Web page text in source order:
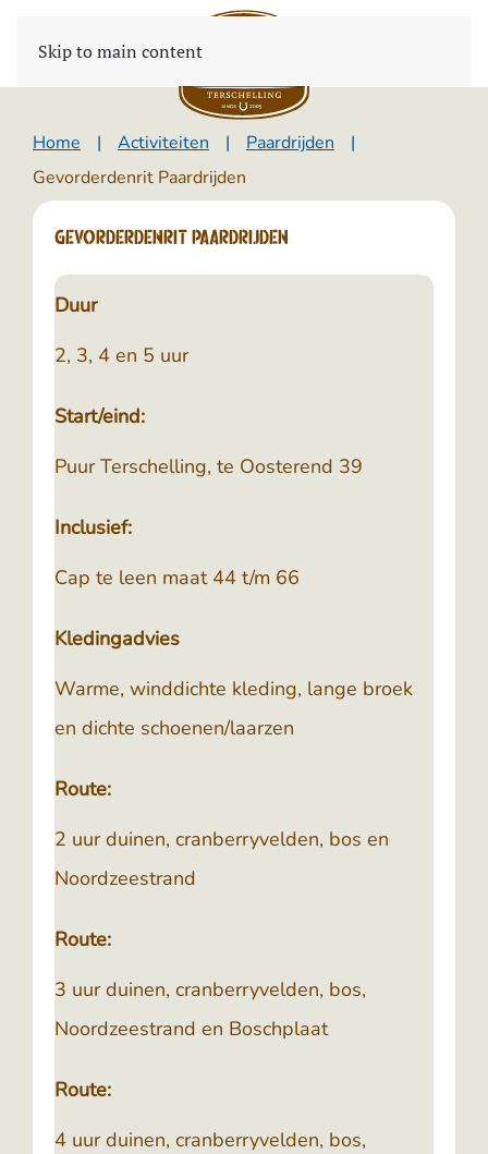
Skip to main content
Home Activiteiten
Paardrijden
Gevorderdenrit Paardrijden
Gevorderdenrit Paardrijden
Duur
2, 3, 4 en 5 uur
Start/eind:
Puur Terschelling, te Oosterend 39
Inclusief:
Cap te leen maat 44 t/m 66
Kledingadvies
Warme, winddichte kleding, lange broek
en dichte schoenen/laarzen
Route:
2 uur duinen, cranberryvelden, bos en
Noordzeestrand
Route:
3 uur duinen, cranberryvelden, bos,
Noordzeestrand en Boschplaat
Route:
4 uur duinen, cranberryvelden, bos,